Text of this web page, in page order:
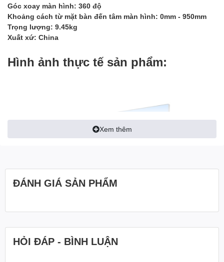
Góc xoay màn hình: 360 độ
Khoảng cách từ mặt bàn đến tâm màn hình: 0mm - 950mm
Trọng lượng: 9.45kg
Xuất xứ: China
Hình ảnh thực tế sản phẩm:
Xem thêm
ĐÁNH GIÁ SẢN PHẨM
HỎI ĐÁP - BÌNH LUẬN